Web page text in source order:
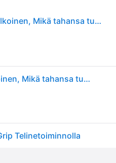
PopSockets 800976, Grippi, Musta, Valkoinen, Mikä tahansa tuotemerkki, Eläinkuvio, 39,7 mm, 39,7 mm
PopSockets 800976, Grippi, Musta, Valkoinen, Mikä tahansa tuotemerkki, Eläinkuvio, 39,7 mm, 39,7 mm
Telinetoiminnolla